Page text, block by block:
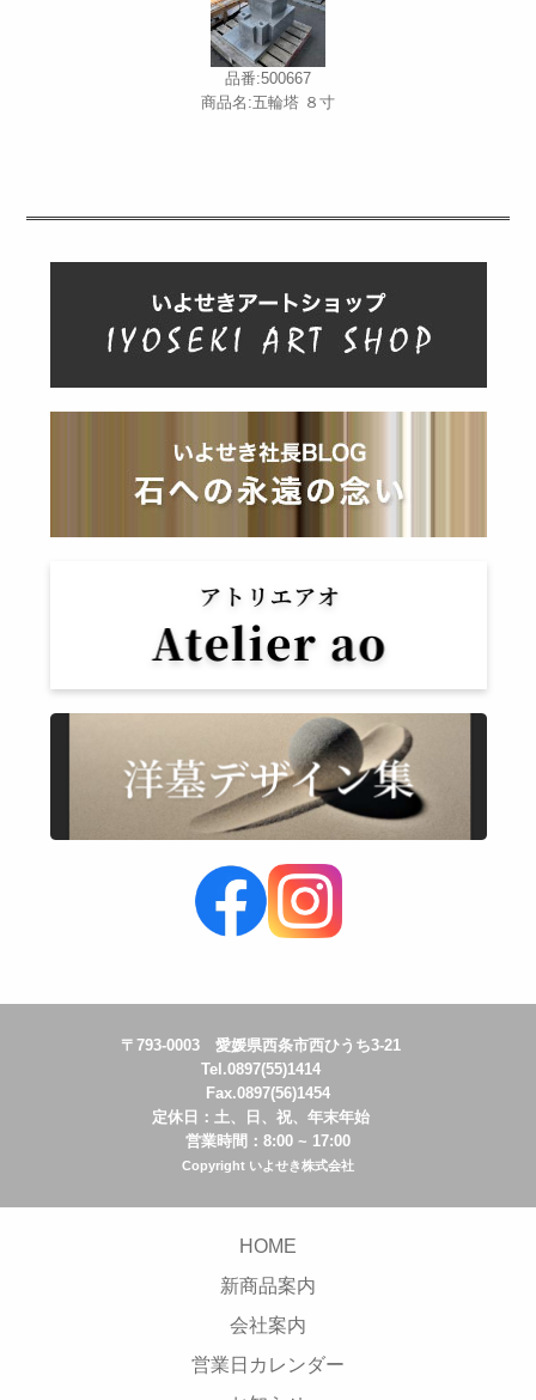
品番:500667
商品名:五輪塔 ８寸
〒793-0003 愛媛県西条市西ひうち3-21
Tel.0897(55)1414
Fax.0897(56)1454
定休日：土、日、祝、年末年始
営業時間：8:00 ~ 17:00
Copyright いよせき株式会社
HOME
新商品案内
会社案内
営業日カレンダー